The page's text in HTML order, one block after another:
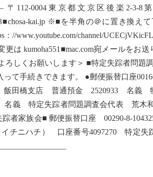
東京都文京区後楽2-3-8第6松
kai.jp ※■を半角の＠に置き換え
：//www.youtube.com/channel/
は kumoha551■mac.com宛メールをお
ろしくお願いします＞ ■特定失踪者問題
て手続きできます。 ●郵便振替口座
田橋支店 普通預金 2520933 名義
特定失踪者問題調査会代表 荒木和
者家族会■ 郵便振替口座 00290-8-
チニハチ） 口座番号4097270 特定失